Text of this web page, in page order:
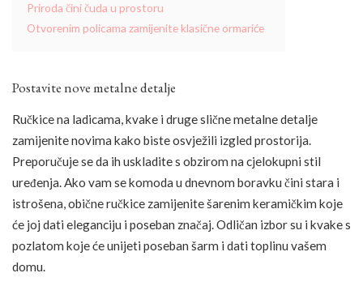
Priroda čini čuda u prostoru
Otvorenim policama zamijenite klasične ormariće
Postavite nove metalne detalje
Ručkice na ladicama, kvake i druge slične metalne detalje
zamijenite novima kako biste osvježili izgled prostorija.
Preporučuje se da ih uskladite s obzirom na cjelokupni stil
uređenja. Ako vam se komoda u dnevnom boravku čini stara i
istrošena, obične ručkice zamijenite šarenim keramičkim koje
će joj dati eleganciju i poseban značaj. Odličan izbor su i kvake s
pozlatom koje će unijeti poseban šarm i dati toplinu vašem
domu.